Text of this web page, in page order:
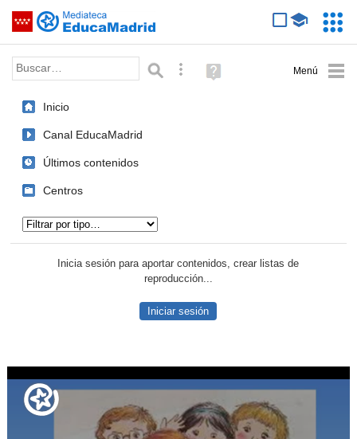
Saltar navegación
Palabra o frase: Búsqueda avanzada
Ayuda
(en
Inicio
Canal EducaMadrid
Últimos contenidos
Centros
Inicia sesión para aportar contenidos, crear listas de
reproducción...
Iniciar sesión